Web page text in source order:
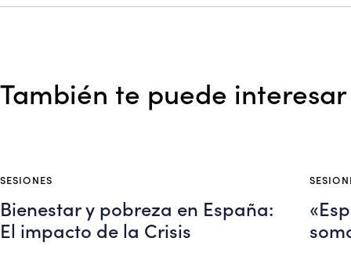
También te puede interesar
SESIONES
Bienestar y pobreza en España:
El impacto de la Crisis